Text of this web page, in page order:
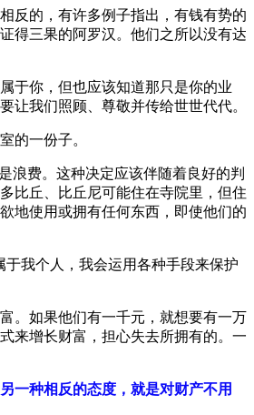
反的，有许多例子指出，有钱有势的
得三果的阿罗汉。他们之所以没有达
于你，但也应该知道那只是你的业
让我们照顾、尊敬并传给世世代代。
的一份子。
费。这种决定应该伴随着良好的判
比丘、比丘尼可能住在寺院里，但住
地使用或拥有任何东西，即使他们的
我个人，我会运用各种手段来保护
。如果他们有一千元，就想要有一万
来增长财富，担心失去所拥有的。一
一种相反的态度，就是对财产不用